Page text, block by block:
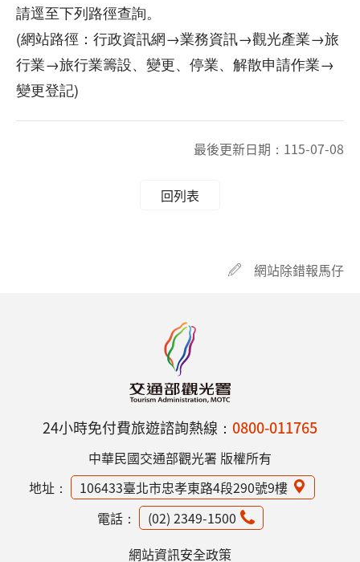
請逕至下列路徑查詢。
(網站路徑：行政資訊網→業務資訊→觀光產業→旅
行業→旅行業籌設、變更、停業、解散申請作業→
變更登記)
最後更新日期： 115-07-08
回列表
網站除錯報馬仔
24小時免付費旅遊諮詢熱線： 0800-011765
中華民國交通部觀光署 版權所有
地址：
106433臺北市忠孝東路4段290號9樓
電話：
(02) 2349-1500
網站資訊安全政策